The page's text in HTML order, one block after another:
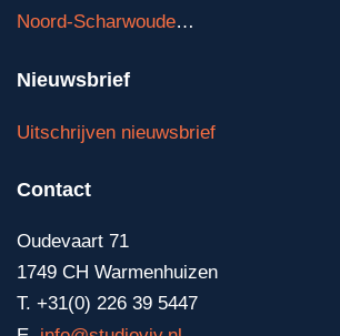
Noord-Scharwoude…
Nieuwsbrief
Uitschrijven nieuwsbrief
Contact
Oudevaart 71
1749 CH Warmenhuizen
T. +31(0) 226 39 5447